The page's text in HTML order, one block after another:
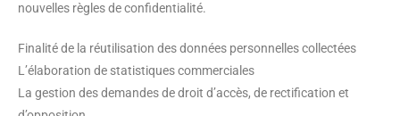
nouvelles règles de confidentialité.
Finalité de la réutilisation des données personnelles collectées
L’élaboration de statistiques commerciales
La gestion des demandes de droit d’accès, de rectification et